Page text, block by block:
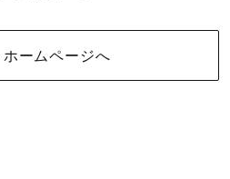
ームページへ